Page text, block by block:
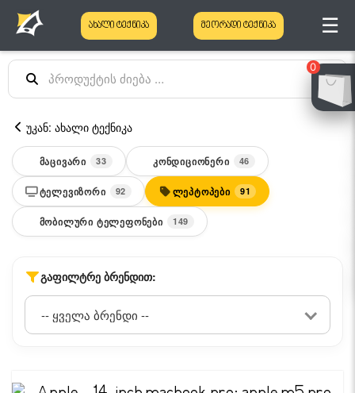
0
ახალი ტექნიკა მეორადი ტექნიკა ☰
უკან: ახალი ტექნიკა
ᲛᲐᲪᲘᲕᲐᲠᲘ 33 ᲙᲝᲜᲓᲘᲪᲘᲝᲜᲔᲠᲘ 46
ᲢᲔᲚᲔᲕᲘᲖᲝᲠᲘ 92 ᲚᲔᲞᲢᲝᲞᲔᲑᲘ 91
ᲛᲝᲑᲘᲚᲣᲠᲘ ᲢᲔᲚᲔᲤᲝᲜᲔᲑᲘ 149
ᲒᲐᲤᲘᲚᲢᲠᲔ ᲑᲠᲔᲜᲓᲘᲗ: